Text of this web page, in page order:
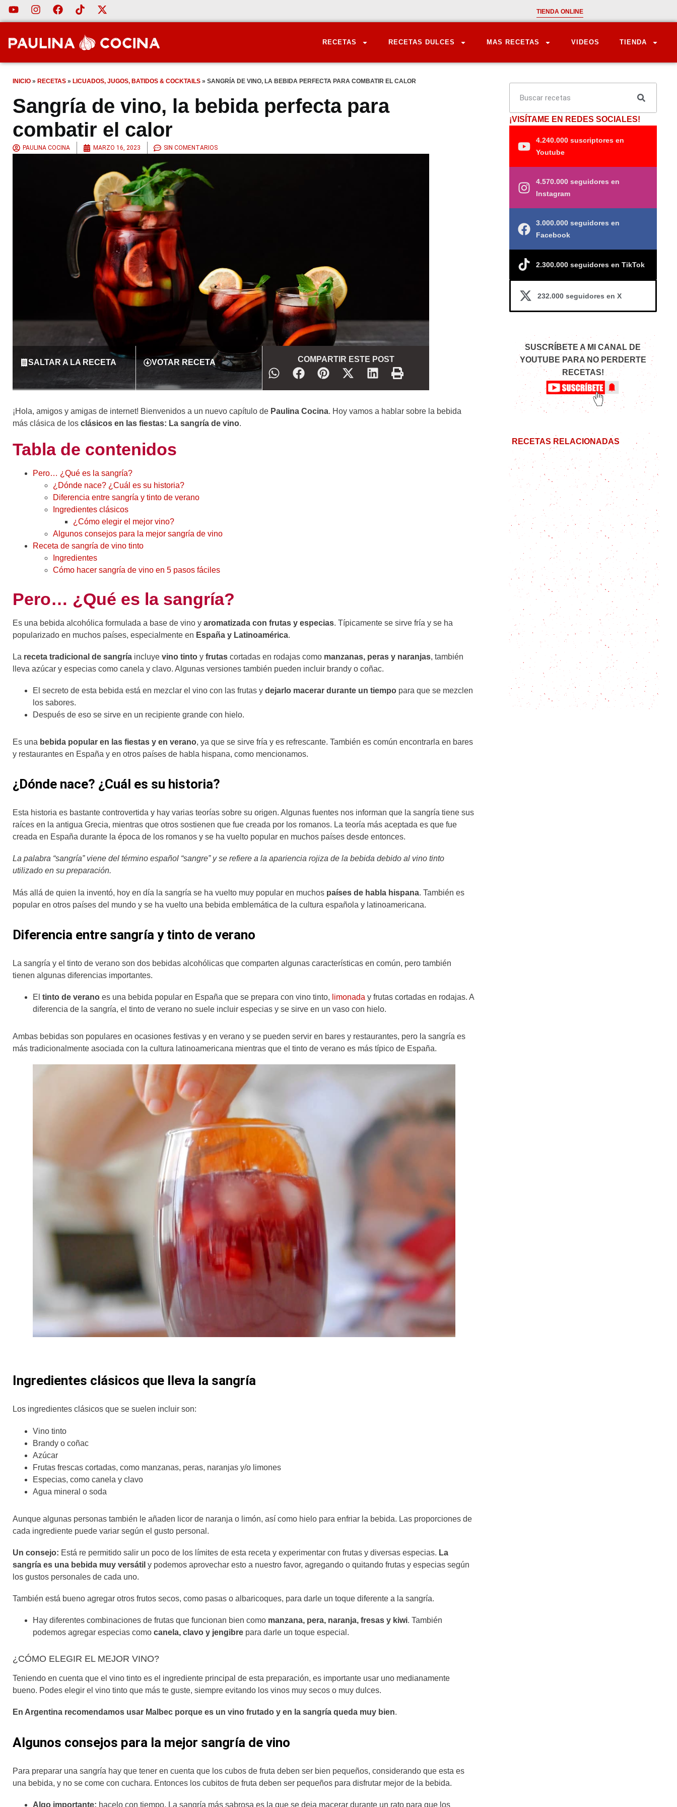
TIENDA ONLINE
RECETAS RECETAS DULCES MAS RECETAS VIDEOS TIENDA
INICIO » RECETAS » LICUADOS, JUGOS, BATIDOS & COCKTAILS » SANGRÍA DE VINO, LA BEBIDA PERFECTA PARA COMBATIR EL CALOR
Sangría de vino, la bebida perfecta para
combatir el calor
PAULINA COCINA MARZO 16, 2023 SIN COMENTARIOS
SALTAR A LA RECETA VOTAR RECETA COMPARTIR ESTE POST
¡Hola, amigos y amigas de internet! Bienvenidos a un nuevo capítulo de Paulina Cocina. Hoy vamos a hablar sobre la bebida
más clásica de los clásicos en las fiestas: La sangría de vino.
Tabla de contenidos
Pero… ¿Qué es la sangría?
¿Dónde nace? ¿Cuál es su historia?
Diferencia entre sangría y tinto de verano
Ingredientes clásicos
¿Cómo elegir el mejor vino?
Algunos consejos para la mejor sangría de vino
Receta de sangría de vino tinto
Ingredientes
Cómo hacer sangría de vino en 5 pasos fáciles
Pero… ¿Qué es la sangría?
Es una bebida alcohólica formulada a base de vino y aromatizada con frutas y especias. Típicamente se sirve fría y se ha
popularizado en muchos países, especialmente en España y Latinoamérica.
La receta tradicional de sangría incluye vino tinto y frutas cortadas en rodajas como manzanas, peras y naranjas, también
lleva azúcar y especias como canela y clavo. Algunas versiones también pueden incluir brandy o coñac.
El secreto de esta bebida está en mezclar el vino con las frutas y dejarlo macerar durante un tiempo para que se mezclen
los sabores.
Después de eso se sirve en un recipiente grande con hielo.
Es una bebida popular en las fiestas y en verano, ya que se sirve fría y es refrescante. También es común encontrarla en bares
y restaurantes en España y en otros países de habla hispana, como mencionamos.
¿Dónde nace? ¿Cuál es su historia?
Esta historia es bastante controvertida y hay varias teorías sobre su origen. Algunas fuentes nos informan que la sangría tiene sus
raíces en la antigua Grecia, mientras que otros sostienen que fue creada por los romanos. La teoría más aceptada es que fue
creada en España durante la época de los romanos y se ha vuelto popular en muchos países desde entonces.
La palabra “sangría” viene del término español “sangre” y se refiere a la apariencia rojiza de la bebida debido al vino tinto
utilizado en su preparación.
Más allá de quien la inventó, hoy en día la sangría se ha vuelto muy popular en muchos países de habla hispana. También es
popular en otros países del mundo y se ha vuelto una bebida emblemática de la cultura española y latinoamericana.
Diferencia entre sangría y tinto de verano
La sangría y el tinto de verano son dos bebidas alcohólicas que comparten algunas características en común, pero también
tienen algunas diferencias importantes.
El tinto de verano es una bebida popular en España que se prepara con vino tinto, limonada y frutas cortadas en rodajas. A
diferencia de la sangría, el tinto de verano no suele incluir especias y se sirve en un vaso con hielo.
Ambas bebidas son populares en ocasiones festivas y en verano y se pueden servir en bares y restaurantes, pero la sangría es
más tradicionalmente asociada con la cultura latinoamericana mientras que el tinto de verano es más típico de España.
Ingredientes clásicos que lleva la sangría
Los ingredientes clásicos que se suelen incluir son:
Vino tinto
Brandy o coñac
Azúcar
Frutas frescas cortadas, como manzanas, peras, naranjas y/o limones
Especias, como canela y clavo
Agua mineral o soda
Aunque algunas personas también le añaden licor de naranja o limón, así como hielo para enfriar la bebida. Las proporciones de
cada ingrediente puede variar según el gusto personal.
Un consejo: Está re permitido salir un poco de los límites de esta receta y experimentar con frutas y diversas especias. La
sangría es una bebida muy versátil y podemos aprovechar esto a nuestro favor, agregando o quitando frutas y especias según
los gustos personales de cada uno.
También está bueno agregar otros frutos secos, como pasas o albaricoques, para darle un toque diferente a la sangría.
Hay diferentes combinaciones de frutas que funcionan bien como manzana, pera, naranja, fresas y kiwi. También
podemos agregar especias como canela, clavo y jengibre para darle un toque especial.
¿CÓMO ELEGIR EL MEJOR VINO?
Teniendo en cuenta que el vino tinto es el ingrediente principal de esta preparación, es importante usar uno medianamente
bueno. Podes elegir el vino tinto que más te guste, siempre evitando los vinos muy secos o muy dulces.
En Argentina recomendamos usar Malbec porque es un vino frutado y en la sangría queda muy bien.
Algunos consejos para la mejor sangría de vino
Para preparar una sangría hay que tener en cuenta que los cubos de fruta deben ser bien pequeños, considerando que esta es
una bebida, y no se come con cuchara. Entonces los cubitos de fruta deben ser pequeños para disfrutar mejor de la bebida.
Algo importante: hacelo con tiempo. La sangría más sabrosa es la que se deja macerar durante un rato para que los
¡VISÍTAME EN REDES SOCIALES!
4.240.000 suscriptores en
Youtube
4.570.000 seguidores en
Instagram
3.000.000 seguidores en
Facebook
2.300.000 seguidores en TikTok
232.000 seguidores en X
SUSCRÍBETE A MI CANAL DE
YOUTUBE PARA NO PERDERTE
RECETAS!
RECETAS RELACIONADAS
Los azulitos: ¿La bebida espirituosa
de Los Pitufos?
Caipiriña o Caipirinha, aprendé a
preparar la receta brasilera original
Limonada de remolacha: ¡bebidas
saludables!
Descubre las Propiedades del Jugo
de Naranja y Cómo Prepararlo
Cómo se prepara el Clericot:
Receta y secretos para prepararlo
como un profesional
El tejuino, una bebida
ancestralmente deliciosa